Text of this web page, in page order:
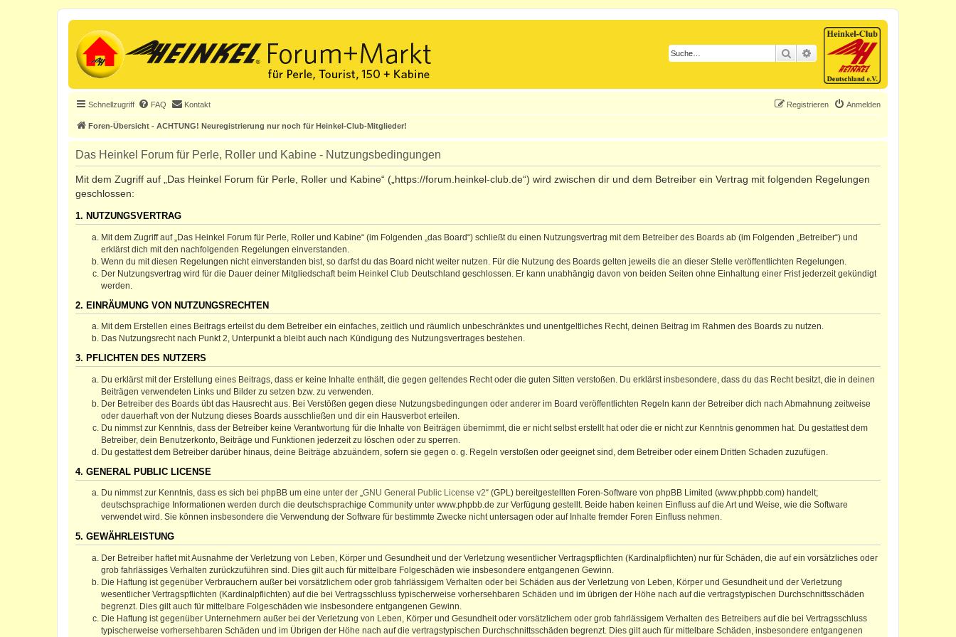
Suche Erweiterte Suche
Schnellzugriff FAQ Kontakt Anmelden
Registrieren
Foren-Übersicht - ACHTUNG! Neuregistrierung nur noch für Heinkel-Club-Mitglieder!
Das Heinkel Forum für Perle, Roller und Kabine - Nutzungsbedingungen
Mit dem Zugriff auf „Das Heinkel Forum für Perle, Roller und Kabine“ („https://forum.heinkel-club.de“) wird zwischen dir und dem Betreiber ein Vertrag mit folgenden Regelungen
geschlossen:
1. NUTZUNGSVERTRAG
Mit dem Zugriff auf „Das Heinkel Forum für Perle, Roller und Kabine“ (im Folgenden „das Board“) schließt du einen Nutzungsvertrag mit dem Betreiber des Boards ab (im Folgenden „Betreiber“) und
erklärst dich mit den nachfolgenden Regelungen einverstanden.
Wenn du mit diesen Regelungen nicht einverstanden bist, so darfst du das Board nicht weiter nutzen. Für die Nutzung des Boards gelten jeweils die an dieser Stelle veröffentlichten Regelungen.
Der Nutzungsvertrag wird für die Dauer deiner Mitgliedschaft beim Heinkel Club Deutschland geschlossen. Er kann unabhängig davon von beiden Seiten ohne Einhaltung einer Frist jederzeit gekündigt
werden.
2. EINRÄUMUNG VON NUTZUNGSRECHTEN
Mit dem Erstellen eines Beitrags erteilst du dem Betreiber ein einfaches, zeitlich und räumlich unbeschränktes und unentgeltliches Recht, deinen Beitrag im Rahmen des Boards zu nutzen.
Das Nutzungsrecht nach Punkt 2, Unterpunkt a bleibt auch nach Kündigung des Nutzungsvertrages bestehen.
3. PFLICHTEN DES NUTZERS
Du erklärst mit der Erstellung eines Beitrags, dass er keine Inhalte enthält, die gegen geltendes Recht oder die guten Sitten verstoßen. Du erklärst insbesondere, dass du das Recht besitzt, die in deinen
Beiträgen verwendeten Links und Bilder zu setzen bzw. zu verwenden.
Der Betreiber des Boards übt das Hausrecht aus. Bei Verstößen gegen diese Nutzungsbedingungen oder anderer im Board veröffentlichten Regeln kann der Betreiber dich nach Abmahnung zeitweise
oder dauerhaft von der Nutzung dieses Boards ausschließen und dir ein Hausverbot erteilen.
Du nimmst zur Kenntnis, dass der Betreiber keine Verantwortung für die Inhalte von Beiträgen übernimmt, die er nicht selbst erstellt hat oder die er nicht zur Kenntnis genommen hat. Du gestattest dem
Betreiber, dein Benutzerkonto, Beiträge und Funktionen jederzeit zu löschen oder zu sperren.
Du gestattest dem Betreiber darüber hinaus, deine Beiträge abzuändern, sofern sie gegen o. g. Regeln verstoßen oder geeignet sind, dem Betreiber oder einem Dritten Schaden zuzufügen.
4. GENERAL PUBLIC LICENSE
Du nimmst zur Kenntnis, dass es sich bei phpBB um eine unter der „GNU General Public License v2“ (GPL) bereitgestellten Foren-Software von phpBB Limited (www.phpbb.com) handelt;
deutschsprachige Informationen werden durch die deutschsprachige Community unter www.phpbb.de zur Verfügung gestellt. Beide haben keinen Einfluss auf die Art und Weise, wie die Software
verwendet wird. Sie können insbesondere die Verwendung der Software für bestimmte Zwecke nicht untersagen oder auf Inhalte fremder Foren Einfluss nehmen.
5. GEWÄHRLEISTUNG
Der Betreiber haftet mit Ausnahme der Verletzung von Leben, Körper und Gesundheit und der Verletzung wesentlicher Vertragspflichten (Kardinalpflichten) nur für Schäden, die auf ein vorsätzliches oder
grob fahrlässiges Verhalten zurückzuführen sind. Dies gilt auch für mittelbare Folgeschäden wie insbesondere entgangenen Gewinn.
Die Haftung ist gegenüber Verbrauchern außer bei vorsätzlichem oder grob fahrlässigem Verhalten oder bei Schäden aus der Verletzung von Leben, Körper und Gesundheit und der Verletzung
wesentlicher Vertragspflichten (Kardinalpflichten) auf die bei Vertragsschluss typischerweise vorhersehbaren Schäden und im übrigen der Höhe nach auf die vertragstypischen Durchschnittsschäden
begrenzt. Dies gilt auch für mittelbare Folgeschäden wie insbesondere entgangenen Gewinn.
Die Haftung ist gegenüber Unternehmern außer bei der Verletzung von Leben, Körper und Gesundheit oder vorsätzlichem oder grob fahrlässigem Verhalten des Betreibers auf die bei Vertragsschluss
typischerweise vorhersehbaren Schäden und im Übrigen der Höhe nach auf die vertragstypischen Durchschnittsschäden begrenzt. Dies gilt auch für mittelbare Schäden, insbesondere entgangenen